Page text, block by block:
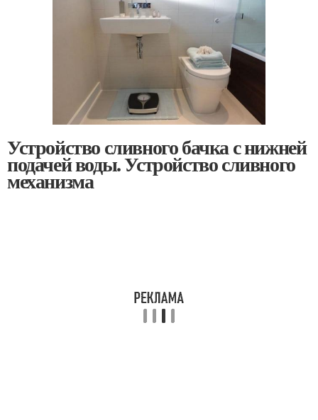
Устройство сливного бачка с нижней
подачей воды. Устройство сливного
механизма